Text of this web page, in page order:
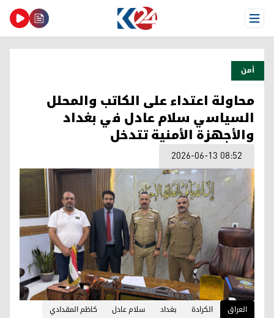
Open Menu
أمن
محاولة اعتداء على الكاتب والمحلل
السياسي سلام عادل في بغداد
والأجهزة الأمنية تتدخل
2026-06-13 08:52
العراق الكرادة بغداد سلام عادل كاظم المقدادي